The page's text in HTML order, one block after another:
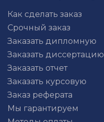
Как сделать заказ
Срочный заказ
Заказать дипломную
Заказать диссертацию
Заказать отчет
Заказать курсовую
Заказ реферата
Мы гарантируем